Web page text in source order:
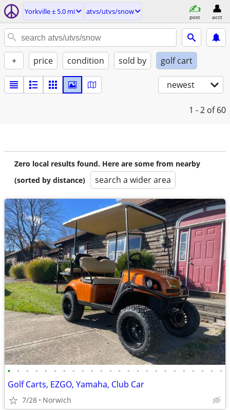
Yorkville ± 5.0 mi atvs/utvs/snow
post acct
+ price condition sold by golf cart
newest
1 - 2 of 60
Zero local results found. Here are some from nearby
(sorted by distance)
search a wider area
• • • • • • • • • • • • • • • • • • • • • • • •
Golf Carts, EZGO, Yamaha, Club Car
7/28 Norwich